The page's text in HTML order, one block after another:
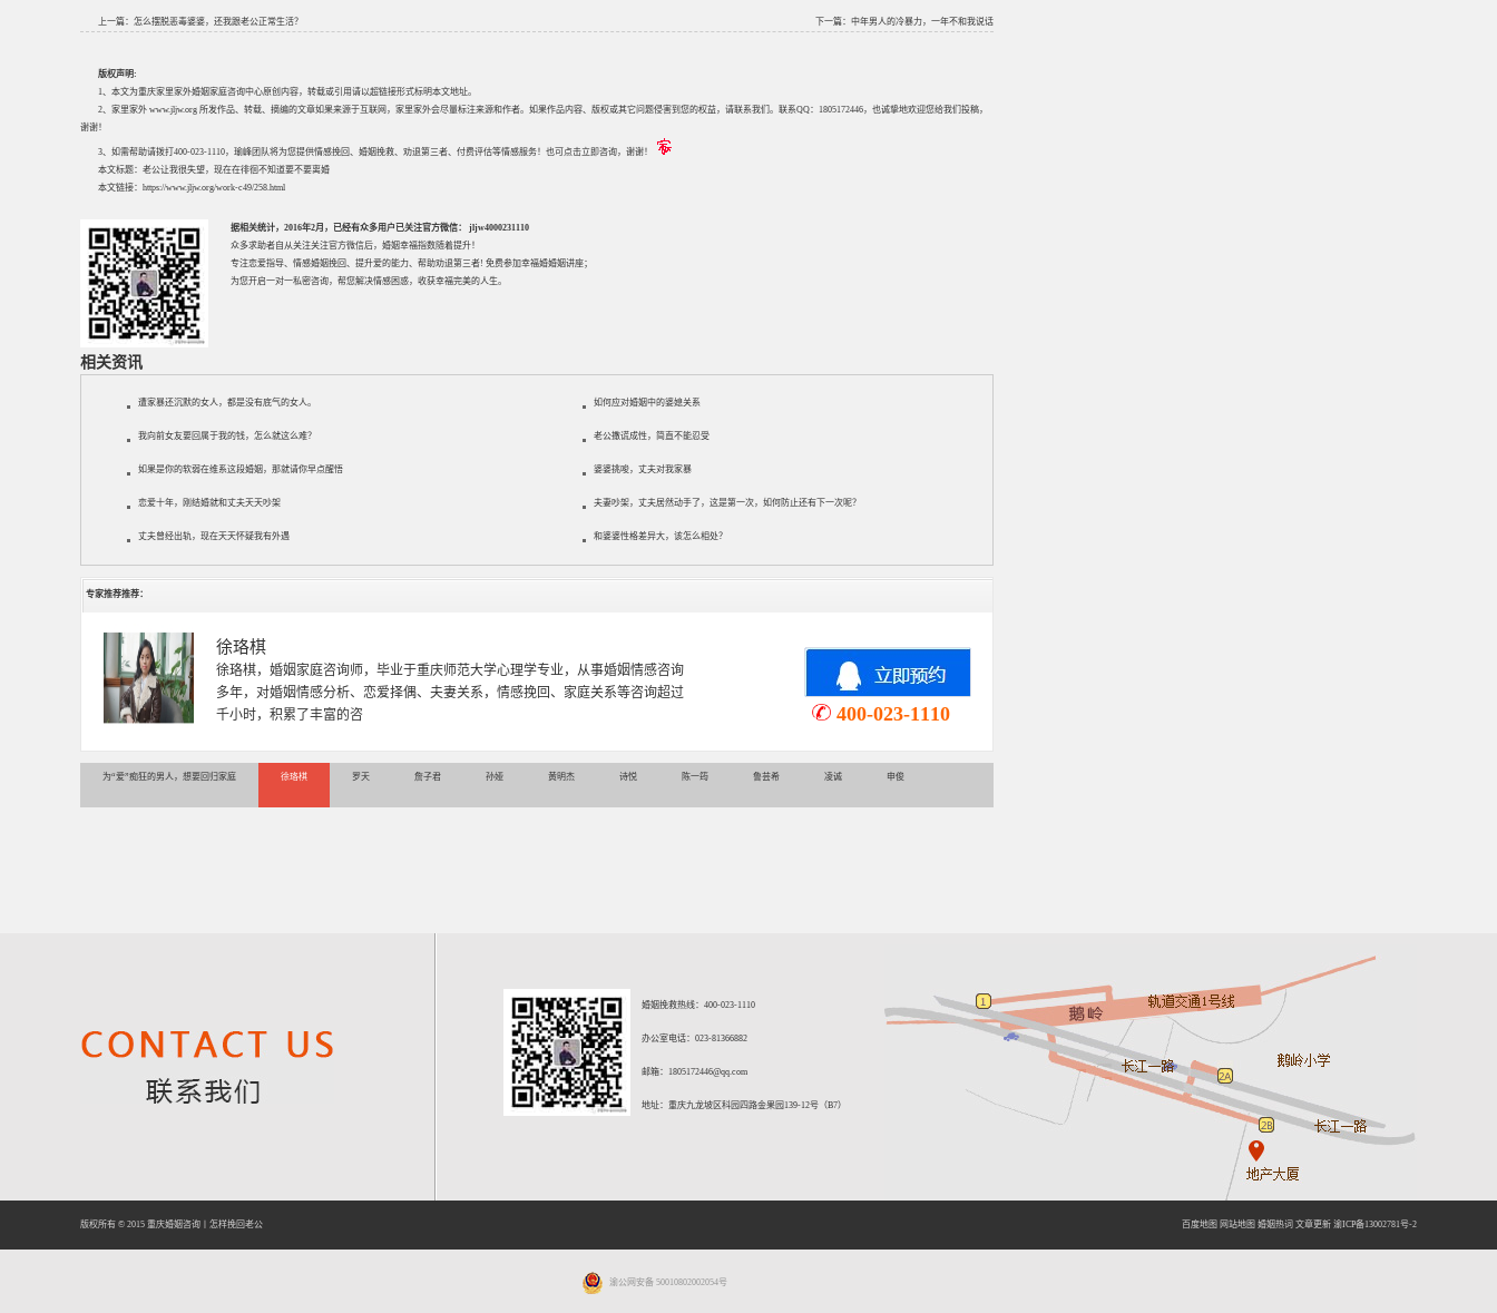
上一篇： 怎么摆脱恶毒婆婆，还我跟老公正常生活？ 下一篇： 中年男人的冷暴力，一年不和我说话
版权声明:
1、本文为重庆家里家外婚姻家庭咨询中心原创内容，转载或引用请以超链接形式标明本文地址。
2、家里家外 www.jljw.org 所发作品、转载、摘编的文章如果来源于互联网，家里家外会尽量标注来源和作者。如果作品内容、版权或其它问题侵害到您的权益，请联系我们。联系QQ：1805172446，也诚挚地欢迎您给我们投稿，
谢谢！
3、如需帮助请拨打400-023-1110，瑜峰团队将为您提供情感挽回、婚姻挽救、劝退第三者、付费评估等情感服务！也可点击立即咨询，谢谢！
本文标题： 老公让我很失望，现在在徘徊不知道要不要离婚
本文链接： https://www.jljw.org/work-c49/258.html
据相关统计，2016年2月，已经有众多用户已关注官方微信： jljw4000231110
众多求助者自从关注关注官方微信后，婚姻幸福指数随着提升！
专注恋爱指导、 情感婚姻挽回 、提升爱的能力、帮助劝退第三者! 免费参加幸福婚婚姻讲座；
为您开启一对一私密咨询，帮您解决情感困惑，收获幸福完美的人生。
相关资讯
遭家暴还沉默的女人，都是没有底气的女人。 如何应对婚姻中的婆媳关系
我向前女友要回属于我的钱，怎么就这么难？ 老公撒谎成性，简直不能忍受
如果是你的软弱在维系这段婚姻，那就请你早点醒悟 婆婆挑唆，丈夫对我家暴
恋爱十年，刚结婚就和丈夫天天吵架 夫妻吵架，丈夫居然动手了，这是第一次，如何防止还有下一次呢？
丈夫曾经出轨，现在天天怀疑我有外遇 和婆婆性格差异大，该怎么相处？
专家推荐推荐：
徐珞棋
徐珞棋，婚姻家庭咨询师，毕业于重庆师范大学心理学专业，从事婚姻情感咨询
多年，对婚姻情感分析、恋爱择偶、夫妻关系，情感挽回、家庭关系等咨询超过
千小时，积累了丰富的咨
400-023-1110
为“爱”痴狂的男人，想要回归家庭 徐珞棋 罗天 詹子君 孙娅 黄明杰 诗悦 陈一筠 鲁芸希 凌诚 申俊
婚姻挽救热线：400-023-1110
办公室电话：023-81366882
邮箱： 1805172446@qq.com
地址：重庆九龙坡区科园四路金果园139-12号（B7）
版权所有 © 2015 重庆婚姻咨询 怎样挽回老公 百度地图 网站地图 婚姻热词 文章更新 渝ICP备13002781号-2
渝公网安备 50010802002054号